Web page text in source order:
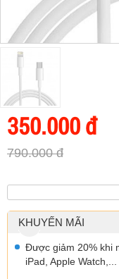
350.000 đ
790.000 đ
KHUYẾN MÃI
Được giảm 20% khi
iPad, Apple Watch,...